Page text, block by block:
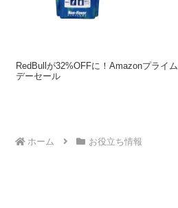
RedBullが32%OFFに！Amazonプライム
デーセール
ホーム お役立ち情報